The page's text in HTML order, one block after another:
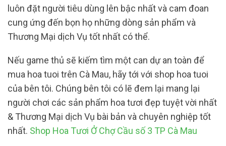
luôn đặt người tiêu dùng lên bậc nhất và cam đoan
cung ứng đến bọn họ những dòng sản phẩm và
Thương Mại dịch Vụ tốt nhất có thể.
Nếu game thủ sẽ kiếm tìm một can dự an toàn để
mua hoa tuoi trên Cà Mau, hãy tới với shop hoa tuoi
của bên tôi. Chúng bên tôi có lẽ đem lại mang lại
người chơi các sản phẩm hoa tươi đẹp tuyệt vời nhất
& Thương Mại dịch Vụ bài bản và chuyên nghiệp tốt
nhất. Shop Hoa Tươi Ở Chợ Cầu số 3 TP Cà Mau